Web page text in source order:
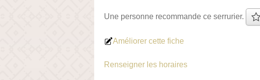
Une personne recommande ce serrurier.
Améliorer cette fiche
Renseigner les horaires